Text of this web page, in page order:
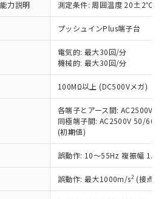
力説明 測定条件: 周囲温度 20±2℃、
プッシュインPlus端子台
電気的: 最大30回/分
機械的: 最大30回/分
100MΩ以上 (DC500Vメガ)
各端子とアース間: AC2500V
同極端子間: AC2500V 50/
(初期値)
誤動作: 10～55Hz 複振幅
誤動作: 最大1000m/s2 (接点
読みいただき、同意のうえ
は、当社制御機器事業取扱
在庫状況および標準価格
供させていただくもので
器事業取扱商品の中には、
の対象外となる商品もある
承ください。
よび標準価格照会結果は、
る更新日時点での社内デー
作成されるものであり、閲
点での実際の在庫および標
異なる場合があることをご
EU RoHS指令（10物質）の
の商品で、対応品を出す予
を調査中または確認中の
ンス料など無形物で、有
係のない商品です。
により、非含有部品として
有品と判明した場合などや
ることがあります。
、 水銀(Hg) 1000ppm以下、 カド
表
材料含有率が中国RoHSの
ことを示します。
質材料含有率が中国RoHSの
いることを示します。
です。当社販売部門へお問
基準値 (GB/T26572)：
Hg(水銀) : 1000ppm、 Cd(カドミウ
れら貴社製品のうち、外国
外国貿易法に定める商品
制貨物等」という）を輸出
への提供する場合は、日本
出許可(または役務取引許